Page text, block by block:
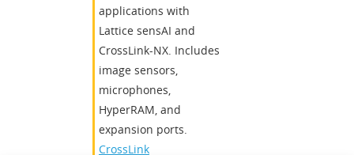
applications with
Lattice sensAI and
CrossLink-NX. Includes
image sensors,
microphones,
HyperRAM, and
expansion ports.
CrossLink